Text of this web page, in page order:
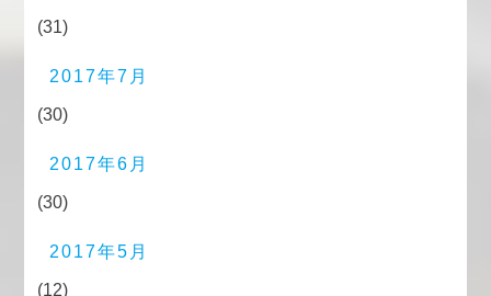
(31)
2017年7月
(30)
2017年6月
(30)
2017年5月
(12)